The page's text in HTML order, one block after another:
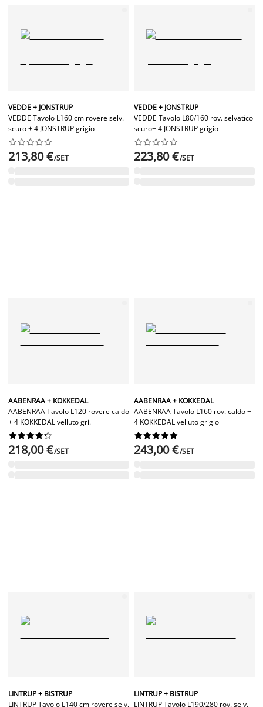
VEDDE + JONSTRUP
VEDDE Tavolo L160 cm rovere selv.
scuro + 4 JONSTRUP grigio






213,80 €/SET
VEDDE + JONSTRUP
VEDDE Tavolo L80/160 rov. selvatico
scuro+ 4 JONSTRUP grigio






223,80 €/SET
AABENRAA + KOKKEDAL
AABENRAA Tavolo L120 rovere caldo
+ 4 KOKKEDAL velluto gri.






218,00 €/SET
AABENRAA + KOKKEDAL
AABENRAA Tavolo L160 rov. caldo +
4 KOKKEDAL velluto grigio






243,00 €/SET
LINTRUP + BISTRUP
LINTRUP Tavolo L140 cm rovere selv.
LINTRUP + BISTRUP
LINTRUP Tavolo L190/280 rov. selv.